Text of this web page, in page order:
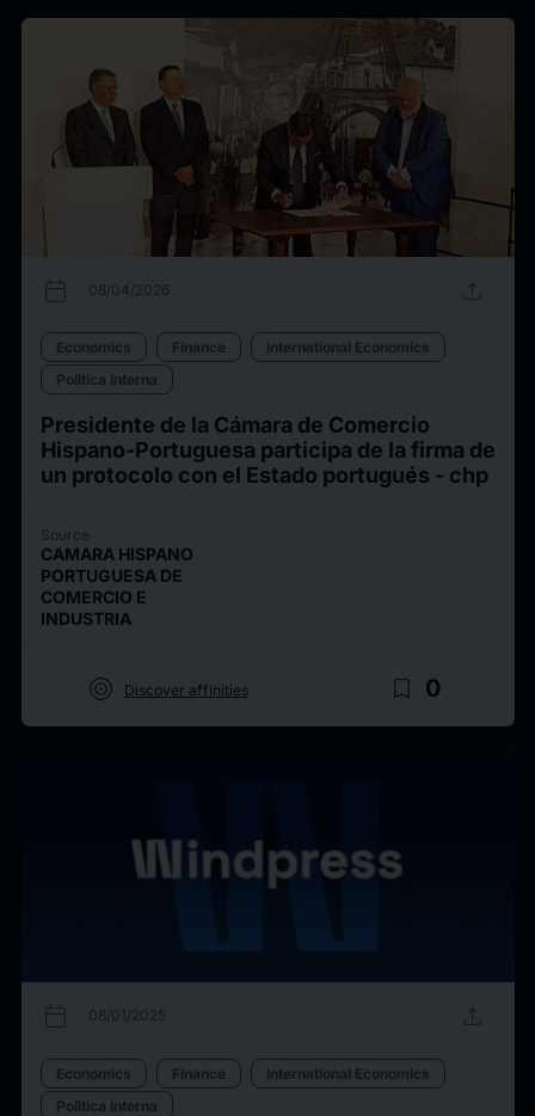
calendar_today 08/04/2026 upload
Economics Finance
International Economics
Politica Interna
Presidente de la Cámara de Comercio
Hispano-Portuguesa participa de la firma de
un protocolo con el Estado portugués - chp
Source
CAMARA HISPANO
PORTUGUESA DE
COMERCIO E
INDUSTRIA
target Discover affinities bookmark_border 0
calendar_today 08/01/2025 upload
Economics Finance
International Economics
Politica Interna